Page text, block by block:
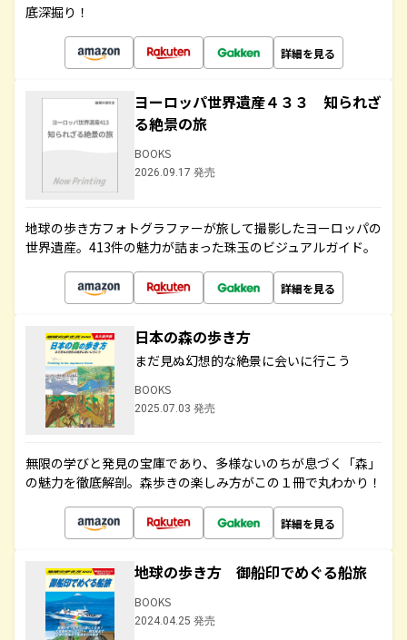
底深掘り！
詳細を見る
ヨーロッパ世界遺産４３３ 知られざ
る絶景の旅
BOOKS
2026.09.17 発売
地球の歩き方フォトグラファーが旅して撮影したヨーロッパの
世界遺産。413件の魅力が詰まった珠玉のビジュアルガイド。
詳細を見る
日本の森の歩き方
まだ見ぬ幻想的な絶景に会いに行こう
BOOKS
2025.07.03 発売
無限の学びと発見の宝庫であり、多様ないのちが息づく「森」
の魅力を徹底解剖。森歩きの楽しみ方がこの１冊で丸わかり！
詳細を見る
地球の歩き方 御船印でめぐる船旅
BOOKS
2024.04.25 発売